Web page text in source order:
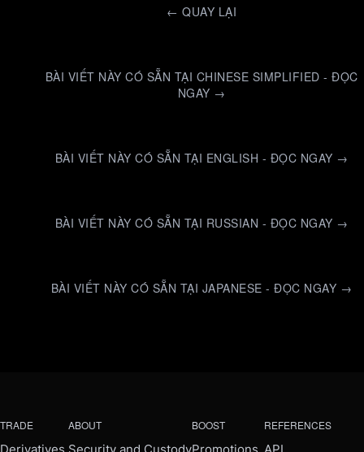
← QUAY LẠI
BÀI VIẾT NÀY CÓ SẴN TẠI CHINESE SIMPLIFIED - ĐỌC
NGAY →
BÀI VIẾT NÀY CÓ SẴN TẠI ENGLISH - ĐỌC NGAY →
BÀI VIẾT NÀY CÓ SẴN TẠI RUSSIAN - ĐỌC NGAY →
BÀI VIẾT NÀY CÓ SẴN TẠI JAPANESE - ĐỌC NGAY →
TRADE ABOUT BOOST REFERENCES